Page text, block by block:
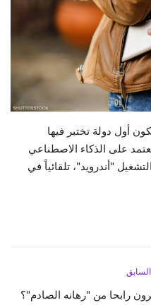
أول دولة تختبر فيها
على الذكاء الاصطناعي
"أندرويد"، تلقائياً في
رابحا من "رهانه الصادم"؟